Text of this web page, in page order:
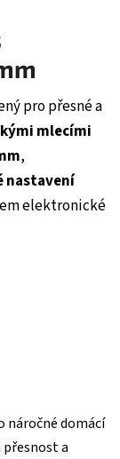
pro přesné a
mlecími
,
nastavení
elektronické
náročné domácí
a